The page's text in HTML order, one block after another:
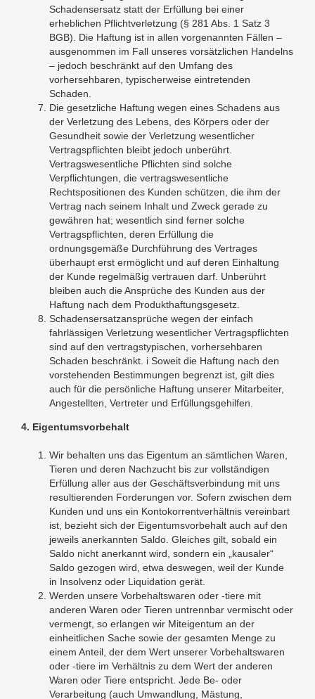
Schadensersatz statt der Erfüllung bei einer
erheblichen Pflichtverletzung (§ 281 Abs. 1 Satz 3
BGB). Die Haftung ist in allen vorgenannten Fällen –
ausgenommen im Fall unseres vorsätzlichen Handelns
– jedoch beschränkt auf den Umfang des
vorhersehbaren, typischerweise eintretenden
Schaden.
Die gesetzliche Haftung wegen eines Schadens aus
der Verletzung des Lebens, des Körpers oder der
Gesundheit sowie der Verletzung wesentlicher
Vertragspflichten bleibt jedoch unberührt.
Vertragswesentliche Pflichten sind solche
Verpflichtungen, die vertragswesentliche
Rechtspositionen des Kunden schützen, die ihm der
Vertrag nach seinem Inhalt und Zweck gerade zu
gewähren hat; wesentlich sind ferner solche
Vertragspflichten, deren Erfüllung die
ordnungsgemäße Durchführung des Vertrages
überhaupt erst ermöglicht und auf deren Einhaltung
der Kunde regelmäßig vertrauen darf. Unberührt
bleiben auch die Ansprüche des Kunden aus der
Haftung nach dem Produkthaftungsgesetz.
Schadensersatzansprüche wegen der einfach
fahrlässigen Verletzung wesentlicher Vertragspflichten
sind auf den vertragstypischen, vorhersehbaren
Schaden beschränkt. i Soweit die Haftung nach den
vorstehenden Bestimmungen begrenzt ist, gilt dies
auch für die persönliche Haftung unserer Mitarbeiter,
Angestellten, Vertreter und Erfüllungsgehilfen.
4. Eigentumsvorbehalt
Wir behalten uns das Eigentum an sämtlichen Waren,
Tieren und deren Nachzucht bis zur vollständigen
Erfüllung aller aus der Geschäftsverbindung mit uns
resultierenden Forderungen vor. Sofern zwischen dem
Kunden und uns ein Kontokorrentverhältnis vereinbart
ist, bezieht sich der Eigentumsvorbehalt auch auf den
jeweils anerkannten Saldo. Gleiches gilt, sobald ein
Saldo nicht anerkannt wird, sondern ein „kausaler“
Saldo gezogen wird, etwa deswegen, weil der Kunde
in Insolvenz oder Liquidation gerät.
Werden unsere Vorbehaltswaren oder -tiere mit
anderen Waren oder Tieren untrennbar vermischt oder
vermengt, so erlangen wir Miteigentum an der
einheitlichen Sache sowie der gesamten Menge zu
einem Anteil, der dem Wert unserer Vorbehaltswaren
oder -tiere im Verhältnis zu dem Wert der anderen
Waren oder Tiere entspricht. Jede Be- oder
Verarbeitung (auch Umwandlung, Mästung,